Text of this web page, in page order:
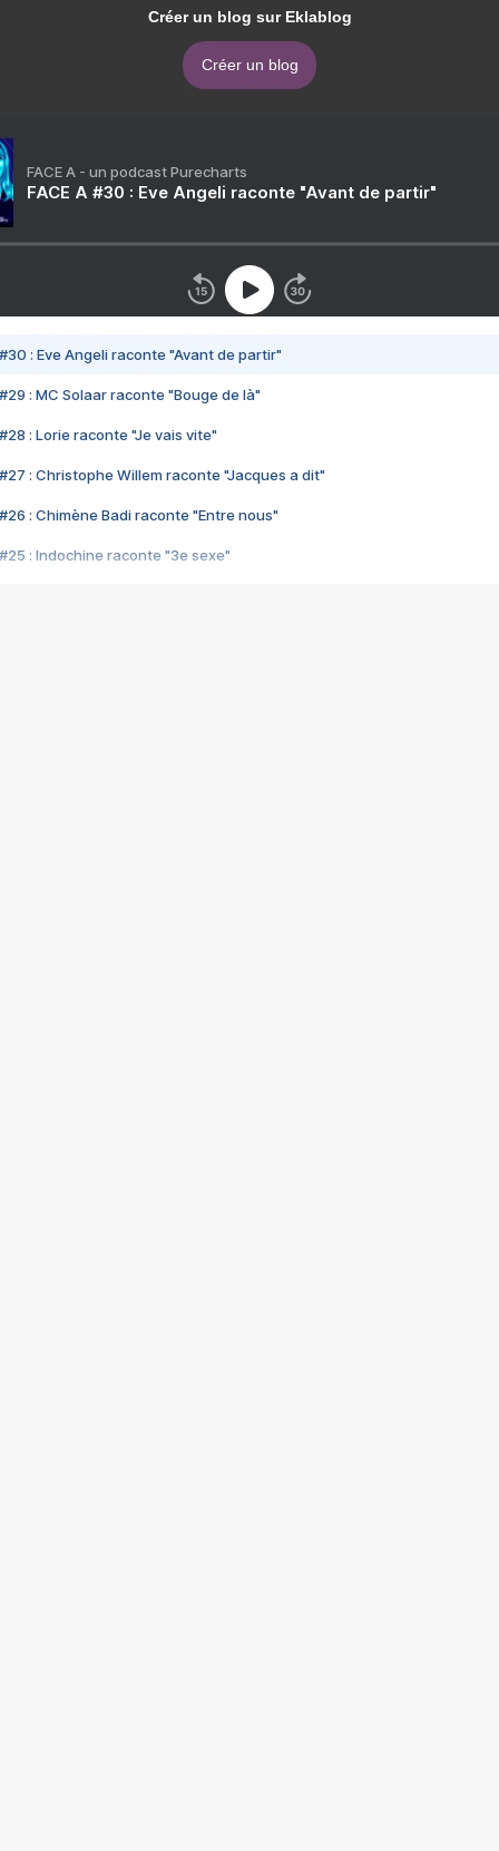
Créer un blog sur Eklablog
Créer un blog
FACE A - un podcast Purecharts
FACE A #30 : Eve Angeli raconte "Avant de partir"
#30 : Eve Angeli raconte "Avant de partir"
#29 : MC Solaar raconte "Bouge de là"
#28 : Lorie raconte "Je vais vite"
#27 : Christophe Willem raconte "Jacques a dit"
#26 : Chimène Badi raconte "Entre nous"
#25 : Indochine raconte "3e sexe"